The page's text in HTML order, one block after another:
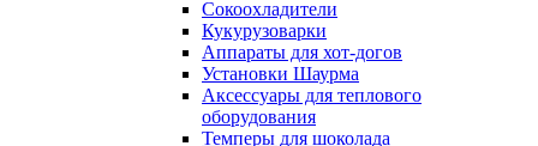
Сокоохладители
Кукурузоварки
Аппараты для хот-догов
Установки Шаурма
Аксессуары для теплового
оборудования
Темперы для шоколада